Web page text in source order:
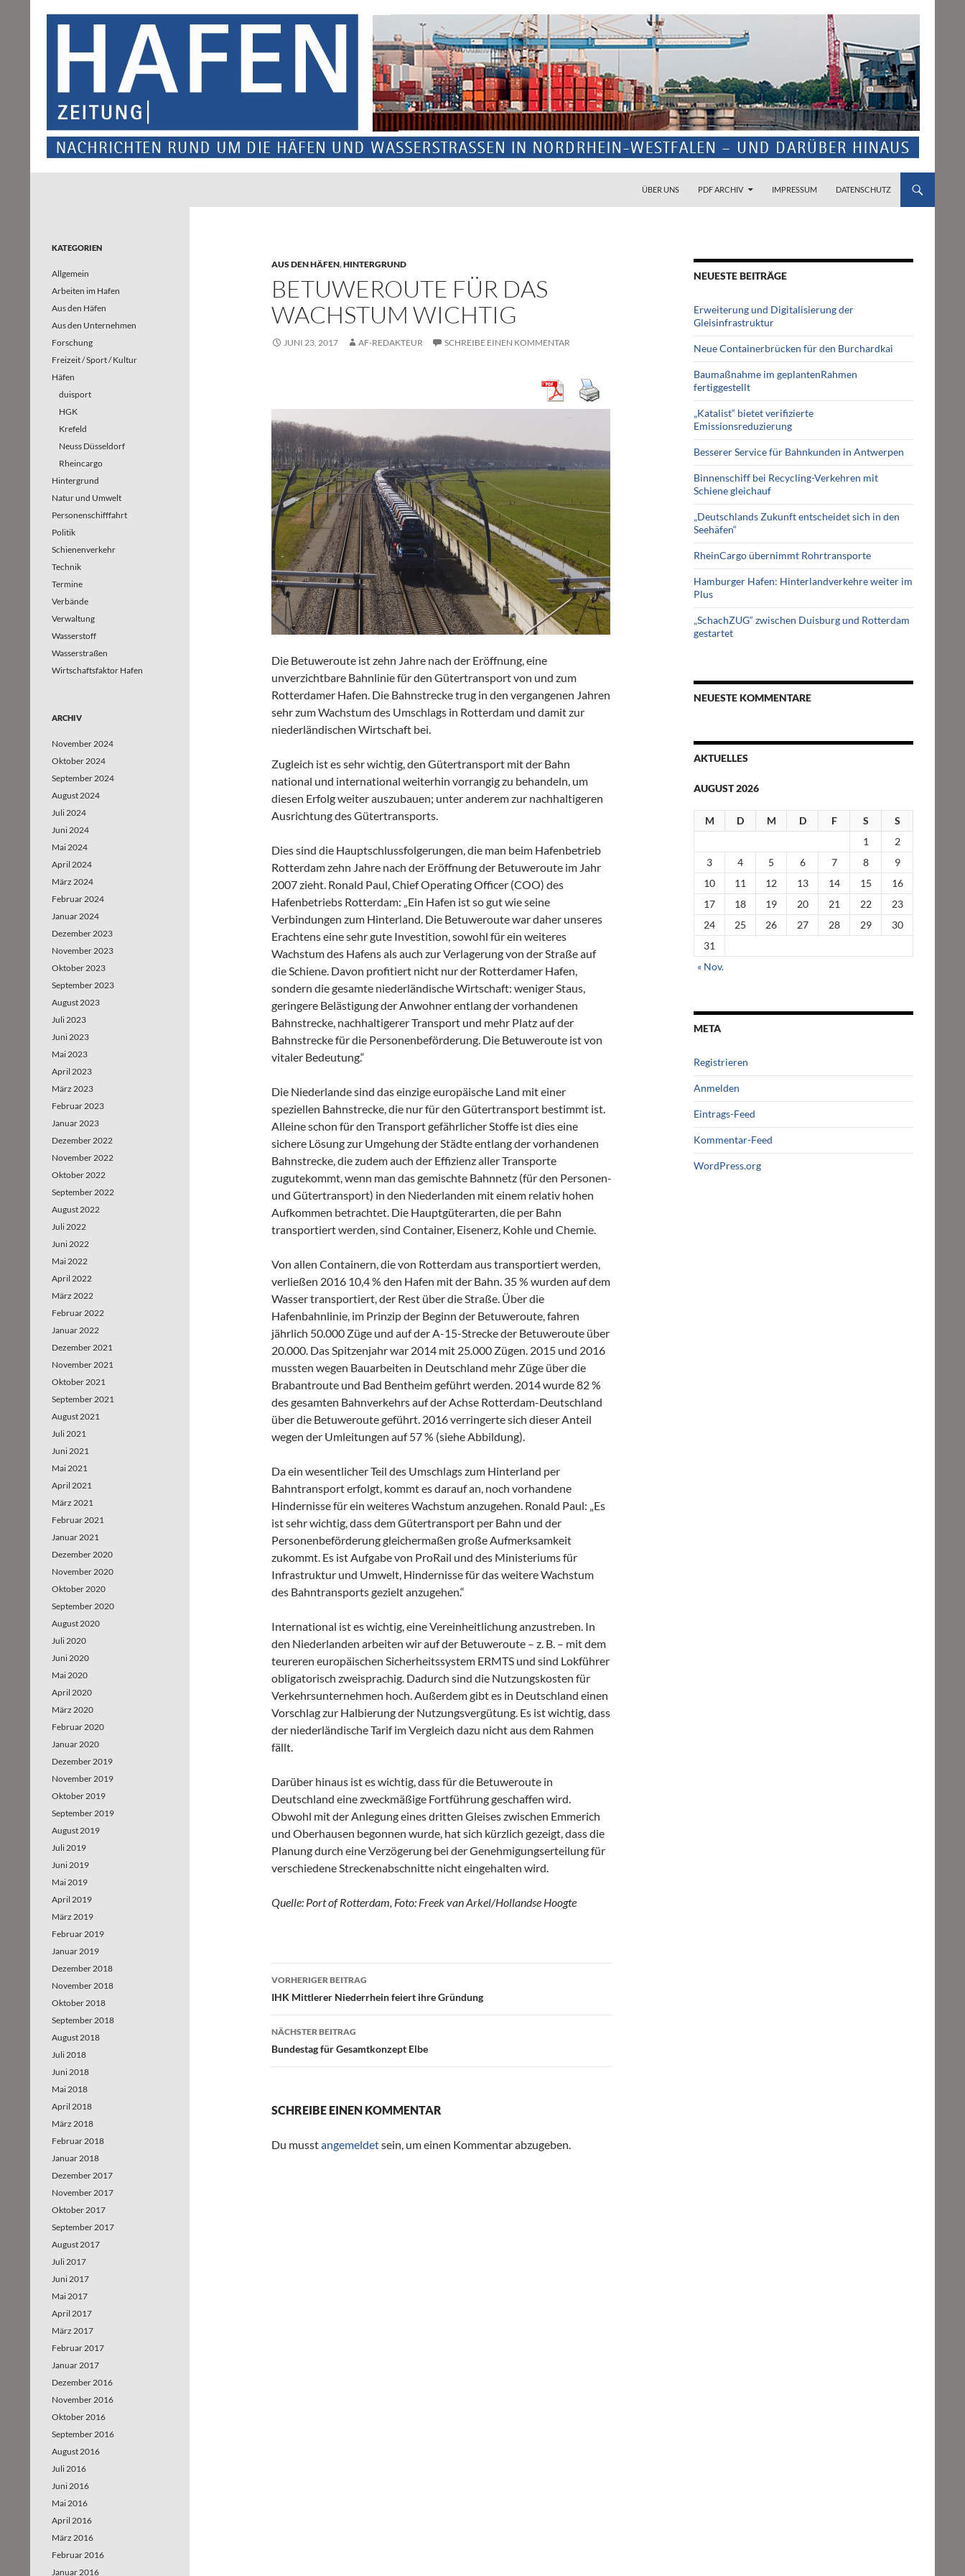
ÜBER UNS
PDF ARCHIV IMPRESSUM DATENSCHUTZ
AUS DEN HÄFEN,HINTERGRUND
BETUWEROUTE FÜR DAS
WACHSTUM WICHTIG
JUNI 23, 2017 AF-REDAKTEUR SCHREIBE EINEN KOMMENTAR
Die Betuweroute ist zehn Jahre nach der Eröffnung, eine
unverzichtbare Bahnlinie für den Gütertransport von und zum
Rotterdamer Hafen. Die Bahnstrecke trug in den vergangenen Jahren
sehr zum Wachstum des Umschlags in Rotterdam und damit zur
niederländischen Wirtschaft bei.
Zugleich ist es sehr wichtig, den Gütertransport mit der Bahn
national und international weiterhin vorrangig zu behandeln, um
diesen Erfolg weiter auszubauen; unter anderem zur nachhaltigeren
Ausrichtung des Gütertransports.
Dies sind die Hauptschlussfolgerungen, die man beim Hafenbetrieb
Rotterdam zehn Jahre nach der Eröffnung der Betuweroute im Jahr
2007 zieht. Ronald Paul, Chief Operating Officer (COO) des
Hafenbetriebs Rotterdam: „Ein Hafen ist so gut wie seine
Verbindungen zum Hinterland. Die Betuweroute war daher unseres
Erachtens eine sehr gute Investition, sowohl für ein weiteres
Wachstum des Hafens als auch zur Verlagerung von der Straße auf
die Schiene. Davon profitiert nicht nur der Rotterdamer Hafen,
sondern die gesamte niederländische Wirtschaft: weniger Staus,
geringere Belästigung der Anwohner entlang der vorhandenen
Bahnstrecke, nachhaltigerer Transport und mehr Platz auf der
Bahnstrecke für die Personenbeförderung. Die Betuweroute ist von
vitaler Bedeutung.“
Die Niederlande sind das einzige europäische Land mit einer
speziellen Bahnstrecke, die nur für den Gütertransport bestimmt ist.
Alleine schon für den Transport gefährlicher Stoffe ist dies eine
sichere Lösung zur Umgehung der Städte entlang der vorhandenen
Bahnstrecke, die zudem auch der Effizienz aller Transporte
zugutekommt, wenn man das gemischte Bahnnetz (für den Personen-
und Gütertransport) in den Niederlanden mit einem relativ hohen
Aufkommen betrachtet. Die Hauptgüterarten, die per Bahn
transportiert werden, sind Container, Eisenerz, Kohle und Chemie.
Von allen Containern, die von Rotterdam aus transportiert werden,
verließen 2016 10,4 % den Hafen mit der Bahn. 35 % wurden auf dem
Wasser transportiert, der Rest über die Straße. Über die
Hafenbahnlinie, im Prinzip der Beginn der Betuweroute, fahren
jährlich 50.000 Züge und auf der A-15-Strecke der Betuweroute über
20.000. Das Spitzenjahr war 2014 mit 25.000 Zügen. 2015 und 2016
mussten wegen Bauarbeiten in Deutschland mehr Züge über die
Brabantroute und Bad Bentheim geführt werden. 2014 wurde 82 %
des gesamten Bahnverkehrs auf der Achse Rotterdam-Deutschland
über die Betuweroute geführt. 2016 verringerte sich dieser Anteil
wegen der Umleitungen auf 57 % (siehe Abbildung).
Da ein wesentlicher Teil des Umschlags zum Hinterland per
Bahntransport erfolgt, kommt es darauf an, noch vorhandene
Hindernisse für ein weiteres Wachstum anzugehen. Ronald Paul: „Es
ist sehr wichtig, dass dem Gütertransport per Bahn und der
Personenbeförderung gleichermaßen große Aufmerksamkeit
zukommt. Es ist Aufgabe von ProRail und des Ministeriums für
Infrastruktur und Umwelt, Hindernisse für das weitere Wachstum
des Bahntransports gezielt anzugehen.“
International ist es wichtig, eine Vereinheitlichung anzustreben. In
den Niederlanden arbeiten wir auf der Betuweroute – z. B. – mit dem
teureren europäischen Sicherheitssystem ERMTS und sind Lokführer
obligatorisch zweisprachig. Dadurch sind die Nutzungskosten für
Verkehrsunternehmen hoch. Außerdem gibt es in Deutschland einen
Vorschlag zur Halbierung der Nutzungsvergütung. Es ist wichtig, dass
der niederländische Tarif im Vergleich dazu nicht aus dem Rahmen
fällt.
Darüber hinaus ist es wichtig, dass für die Betuweroute in
Deutschland eine zweckmäßige Fortführung geschaffen wird.
Obwohl mit der Anlegung eines dritten Gleises zwischen Emmerich
und Oberhausen begonnen wurde, hat sich kürzlich gezeigt, dass die
Planung durch eine Verzögerung bei der Genehmigungserteilung für
verschiedene Streckenabschnitte nicht eingehalten wird.
Quelle: Port of Rotterdam, Foto: Freek van Arkel/Hollandse Hoogte
Beitragsnavigation
VORHERIGER BEITRAG
IHK Mittlerer Niederrhein feiert ihre Gründung
NÄCHSTER BEITRAG
Bundestag für Gesamtkonzept Elbe
SCHREIBE EINEN KOMMENTAR
Du musstangemeldetsein, um einen Kommentar abzugeben.
NEUESTE BEITRÄGE
Erweiterung und Digitalisierung der
Gleisinfrastruktur
Neue Containerbrücken für den Burchardkai
Baumaßnahme im geplantenRahmen
fertiggestellt
„Katalist“ bietet verifizierte
Emissionsreduzierung
Besserer Service für Bahnkunden in Antwerpen
Binnenschiff bei Recycling-Verkehren mit
Schiene gleichauf
„Deutschlands Zukunft entscheidet sich in den
Seehäfen“
RheinCargo übernimmt Rohrtransporte
Hamburger Hafen: Hinterlandverkehre weiter im
Plus
„SchachZUG“ zwischen Duisburg und Rotterdam
gestartet
NEUESTE KOMMENTARE
AKTUELLES
AUGUST 2026
M D M D F S
S
1
2
3
4 5 6 7 8
9
10
11 12 13 14 15
16
17
18 19 20 21 22
23
24
25 26 27 28 29
30
31
« Nov.
META
Registrieren
Anmelden
Eintrags-Feed
Kommentar-Feed
WordPress.org
KATEGORIEN
Allgemein
Arbeiten im Hafen
Aus den Häfen
Aus den Unternehmen
Forschung
Freizeit / Sport / Kultur
Häfen
duisport
HGK
Krefeld
Neuss Düsseldorf
Rheincargo
Hintergrund
Natur und Umwelt
Personenschifffahrt
Politik
Schienenverkehr
Technik
Termine
Verbände
Verwaltung
Wasserstoff
Wasserstraßen
Wirtschaftsfaktor Hafen
ARCHIV
November 2024
Oktober 2024
September 2024
August 2024
Juli 2024
Juni 2024
Mai 2024
April 2024
März 2024
Februar 2024
Januar 2024
Dezember 2023
November 2023
Oktober 2023
September 2023
August 2023
Juli 2023
Juni 2023
Mai 2023
April 2023
März 2023
Februar 2023
Januar 2023
Dezember 2022
November 2022
Oktober 2022
September 2022
August 2022
Juli 2022
Juni 2022
Mai 2022
April 2022
März 2022
Februar 2022
Januar 2022
Dezember 2021
November 2021
Oktober 2021
September 2021
August 2021
Juli 2021
Juni 2021
Mai 2021
April 2021
März 2021
Februar 2021
Januar 2021
Dezember 2020
November 2020
Oktober 2020
September 2020
August 2020
Juli 2020
Juni 2020
Mai 2020
April 2020
März 2020
Februar 2020
Januar 2020
Dezember 2019
November 2019
Oktober 2019
September 2019
August 2019
Juli 2019
Juni 2019
Mai 2019
April 2019
März 2019
Februar 2019
Januar 2019
Dezember 2018
November 2018
Oktober 2018
September 2018
August 2018
Juli 2018
Juni 2018
Mai 2018
April 2018
März 2018
Februar 2018
Januar 2018
Dezember 2017
November 2017
Oktober 2017
September 2017
August 2017
Juli 2017
Juni 2017
Mai 2017
April 2017
März 2017
Februar 2017
Januar 2017
Dezember 2016
November 2016
Oktober 2016
September 2016
August 2016
Juli 2016
Juni 2016
Mai 2016
April 2016
März 2016
Februar 2016
Januar 2016